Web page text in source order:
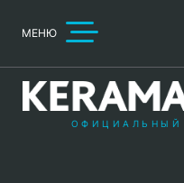
МЕНЮ
ОФИЦИАЛЬНЫЙ